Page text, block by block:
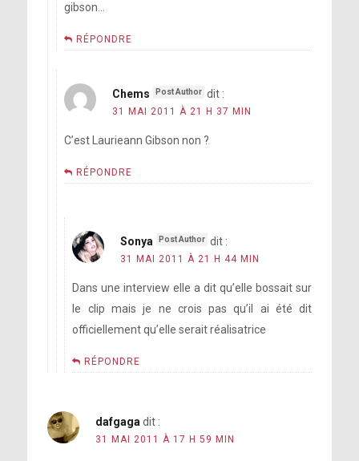
gibson…
RÉPONDRE
Chems dit :
31 MAI 2011 À 21 H 37 MIN
C’est Laurieann Gibson non ?
RÉPONDRE
Sonya dit :
31 MAI 2011 À 21 H 44 MIN
Dans une interview elle a dit qu’elle bossait sur
le clip mais je ne crois pas qu’il ai été dit
officiellement qu’elle serait réalisatrice
RÉPONDRE
dafgaga dit :
31 MAI 2011 À 17 H 59 MIN